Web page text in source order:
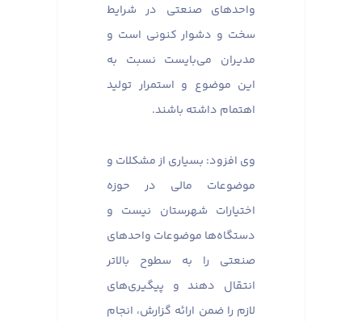
واحدهای صنعتی در شرایط
سخت و دشوار کنونی است و
مدیران می‌بایست نسبت به
این موضوع و استمرار تولید
اهتمام داشته باشند.
وی افزود: بسیاری از مشکلات و
موضوعات مالی در حوزه
اختیارات شهرستان نیست و
دستگاه‌ها موضوعات واحدهای
صنعتی را به سطوح بالاتر
انتقال دهند و پیگیری‌های
لازم را ضمن ارائه گزارش، انجام